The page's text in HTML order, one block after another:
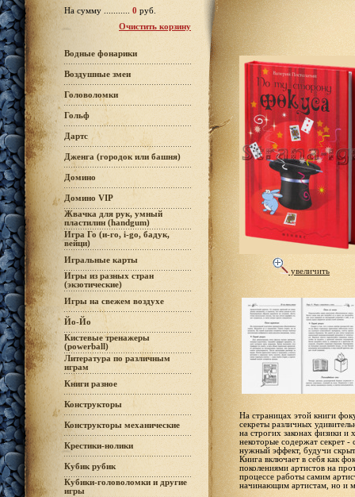
На сумму ........... 0 руб.
Очистить корзину
Водные фонарики
Воздушные змеи
Головоломки
Гольф
Дартс
Дженга (городок или башня)
Домино
Домино VIP
Жвачка для рук, умный
пластилин (handgum)
Игра Го (и-го, i-go, бадук,
вейци)
Игральные карты
Игры из разных стран
(экзотические)
Игры на свежем воздухе
Йо-Йо
Кистевые тренажеры
(powerball)
Литература по различным
играм
Книги разное
Конструкторы
Конструкторы механические
Крестики-нолики
Кубик рубик
Кубики-головоломки и другие
игры
увеличить
На страницах этой книги
секреты различных
на строгих законах физики и
некоторые содержат секрет -
нужный эффект, будучи
Книга включает в себя как
поколениями артистов на
процессе работы самим
начинающим артистам, но и